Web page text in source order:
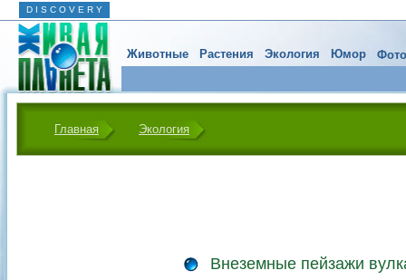
D I S C O V E R Y
Животные Растения Экология Юмор
Главная Экология
Внеземные пейзажи